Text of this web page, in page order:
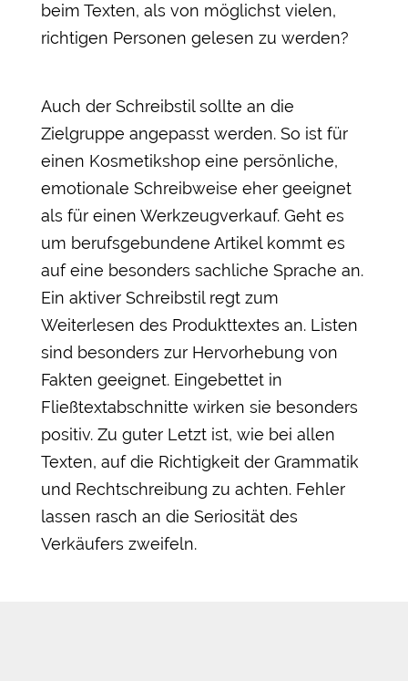
beim Texten, als von möglichst vielen,
richtigen Personen gelesen zu werden?
Auch der Schreibstil sollte an die
Zielgruppe angepasst werden. So ist für
einen Kosmetikshop eine persönliche,
emotionale Schreibweise eher geeignet
als für einen Werkzeugverkauf. Geht es
um berufsgebundene Artikel kommt es
auf eine besonders sachliche Sprache an.
Ein aktiver Schreibstil regt zum
Weiterlesen des Produkttextes an. Listen
sind besonders zur Hervorhebung von
Fakten geeignet. Eingebettet in
Fließtextabschnitte wirken sie besonders
positiv. Zu guter Letzt ist, wie bei allen
Texten, auf die Richtigkeit der Grammatik
und Rechtschreibung zu achten. Fehler
lassen rasch an die Seriosität des
Verkäufers zweifeln.